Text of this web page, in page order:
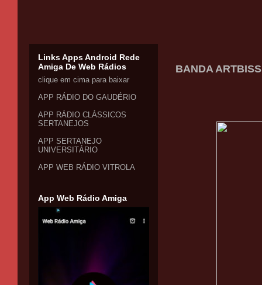
BANDA
Links Apps Android Rede
Amiga De Web Rádios
clique em cima para baixar
APP RÁDIO DO GAUDÉRIO
APP RÁDIO CLÁSSICOS
SERTANEJOS
APP SERTANEJO
UNIVERSITÁRIO
APP WEB RÁDIO VITROLA
App Web Rádio Amiga